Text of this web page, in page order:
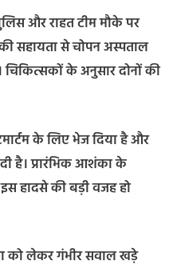
और राहत टीम मौके पर
सहायता से चोपन अस्पताल
चिकित्सकों के अनुसार दोनों की
के लिए भेज दिया है और
है। प्रारंभिक आशंका के
हादसे की बड़ी वजह हो
को लेकर गंभीर सवाल खड़े